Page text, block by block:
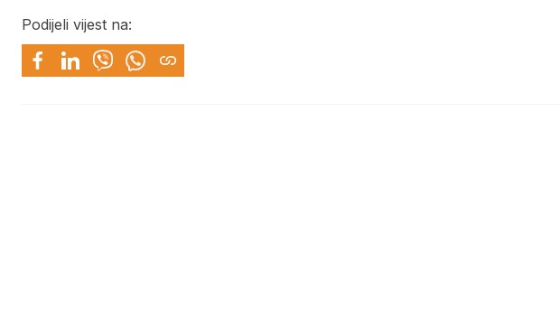
Podijeli vijest na: